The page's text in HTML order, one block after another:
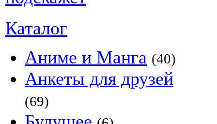
Каталог
Аниме и Манга (40)
Анкеты для друзей
(69)